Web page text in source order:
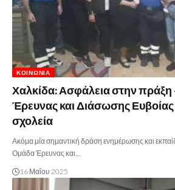
ΚΟΙΝΩΝΊΑ
Χαλκίδα: Ασφάλεια στην
Έρευνας και Διάσωσης
σχολεία
Ακόμα μία σημαντική δράση ενημέρωσης και
Ομάδα Έρευνας και…
16 Μαΐου 2025